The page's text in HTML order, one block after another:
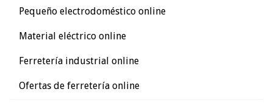
Pequeño electrodoméstico online
Material eléctrico online
Ferretería industrial online
Ofertas de ferretería online